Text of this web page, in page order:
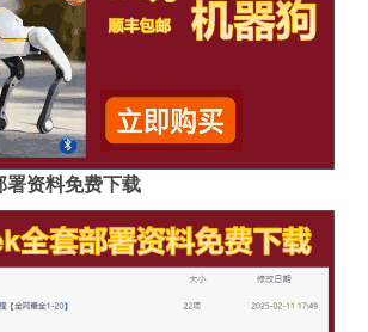
资料免费下载